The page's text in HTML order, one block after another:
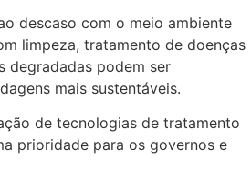
descaso com o meio ambiente
limpeza, tratamento de doenças
degradadas podem ser
mais sustentáveis.
de tecnologias de tratamento
prioridade para os governos e